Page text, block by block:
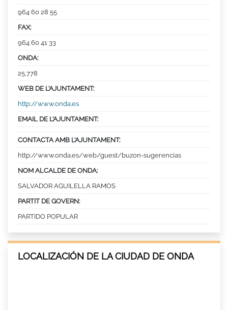
964 60 28 55
FAX:
964 60 41 33
ONDA:
25,778
WEB DE L’AJUNTAMENT:
http://www.onda.es
EMAIL DE L’AJUNTAMENT:
CONTACTA AMB L’AJUNTAMENT:
http://www.onda.es/web/guest/buzon-sugerencias
NOM ALCALDE DE ONDA:
SALVADOR AGUILELLA RAMOS
PARTIT DE GOVERN:
PARTIDO POPULAR
LOCALIZACIÓN DE LA CIUDAD DE ONDA